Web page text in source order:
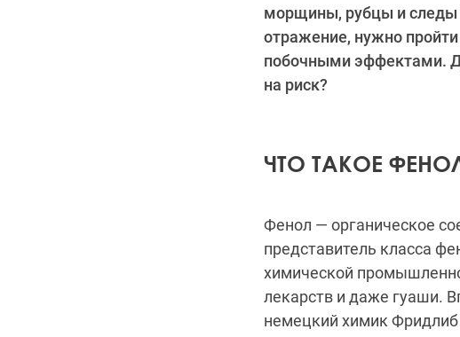
морщины, рубцы и следы
отражение, нужно
побочными эффектами.
на риск?
ЧТО ТАКОЕ
Фенол — органическое
представитель класса
химической
лекарств и даже гуаши.
немецкий химик